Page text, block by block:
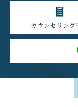
カウンセリング